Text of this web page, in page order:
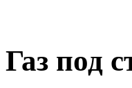
Газ под